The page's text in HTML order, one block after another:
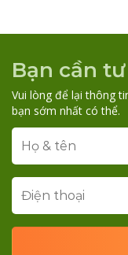
Bạn cần
Vui lòng để lại thông
bạn sớm nhất có thể.